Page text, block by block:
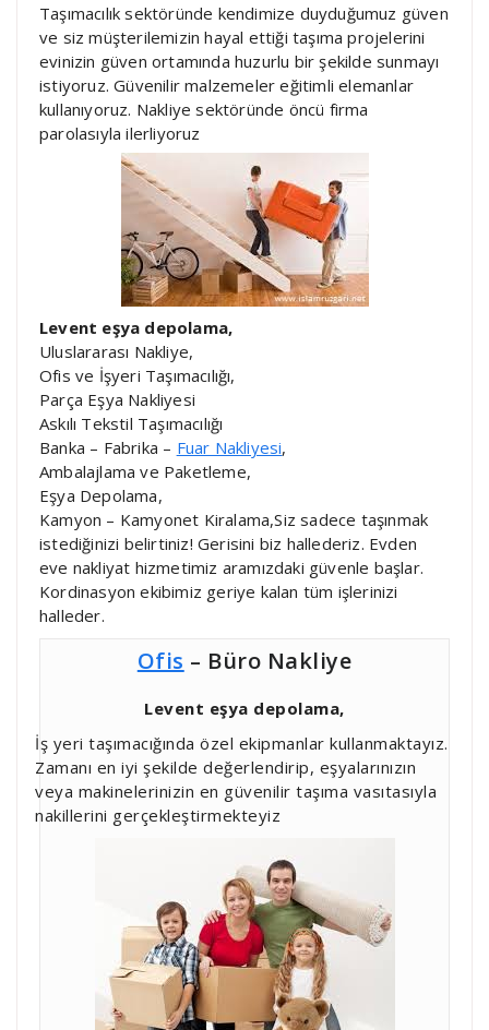
Taşımacılık sektöründe kendimize duyduğumuz güven
ve siz müşterilemizin hayal ettiği taşıma projelerini
evinizin güven ortamında huzurlu bir şekilde sunmayı
istiyoruz. Güvenilir malzemeler eğitimli elemanlar
kullanıyoruz. Nakliye sektöründe öncü firma
parolasıyla ilerliyoruz
Levent eşya depolama,
Uluslararası Nakliye,
Ofis ve İşyeri Taşımacılığı,
Parça Eşya Nakliyesi
Askılı Tekstil Taşımacılığı
Banka – Fabrika – Fuar Nakliyesi,
Ambalajlama ve Paketleme,
Eşya Depolama,
Kamyon – Kamyonet Kiralama,Siz sadece taşınmak
istediğinizi belirtiniz! Gerisini biz hallederiz. Evden
eve nakliyat hizmetimiz aramızdaki güvenle başlar.
Kordinasyon ekibimiz geriye kalan tüm işlerinizi
halleder.
Ofis – Büro Nakliye
Levent eşya depolama,
İş yeri taşımacığında özel ekipmanlar kullanmaktayız.
Zamanı en iyi şekilde değerlendirip, eşyalarınızın
veya makinelerinizin en güvenilir taşıma vasıtasıyla
nakillerini gerçekleştirmekteyiz